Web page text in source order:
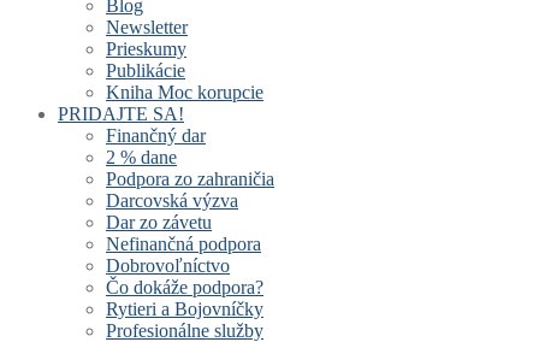
Blog
Newsletter
Prieskumy
Publikácie
Kniha Moc korupcie
PRIDAJTE SA!
Finančný dar
2 % dane
Podpora zo zahraničia
Darcovská výzva
Dar zo závetu
Nefinančná podpora
Dobrovoľníctvo
Čo dokáže podpora?
Rytieri a Bojovníčky
Profesionálne služby